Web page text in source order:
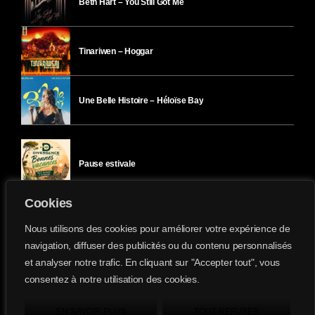
Cookies
Nous utilisons des cookies pour améliorer votre expérience de
navigation, diffuser des publicités ou du contenu personnalisés
et analyser notre trafic. En cliquant sur "Accepter tout", vous
consentez à notre utilisation des cookies.
Beth Hart – You Still Got Me
Tinariwen – Hoggar
Une Belle Histoire – Héloïse Bay
Pause estivale
Ici l’Ombre – mardi 28 juillet